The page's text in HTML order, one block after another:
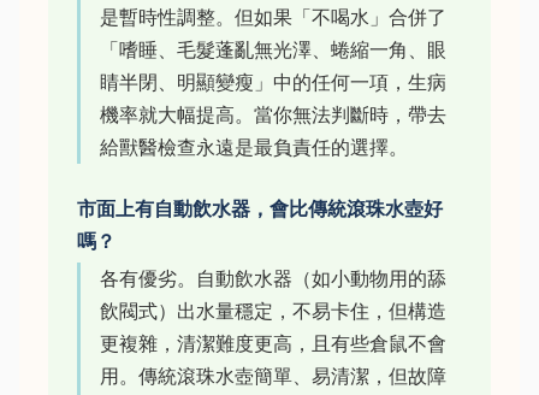
是暫時性調整。但如果「不喝水」合併了
「嗜睡、毛髮蓬亂無光澤、蜷縮一角、眼
睛半閉、明顯變瘦」中的任何一項，生病
機率就大幅提高。當你無法判斷時，帶去
給獸醫檢查永遠是最負責任的選擇。
市面上有自動飲水器，會比傳統滾珠水壺好
嗎？
各有優劣。自動飲水器（如小動物用的舔
飲閥式）出水量穩定，不易卡住，但構造
更複雜，清潔難度更高，且有些倉鼠不會
用。傳統滾珠水壺簡單、易清潔，但故障